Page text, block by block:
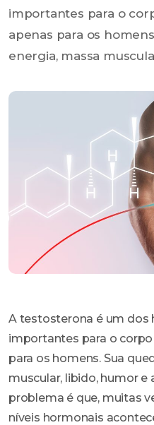
importantes para o
apenas para os
energia, massa
A testosterona é um dos
importantes para o
para os homens. Sua
muscular, libido, humor e
problema é que, muitas
níveis hormonais